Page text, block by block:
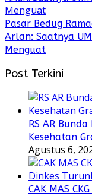
Pasar Bedug
Arlan: Saatnya
Menguat
Post Terkini
RS AR
Kesehatan
Agustus 6,
CAK MAS